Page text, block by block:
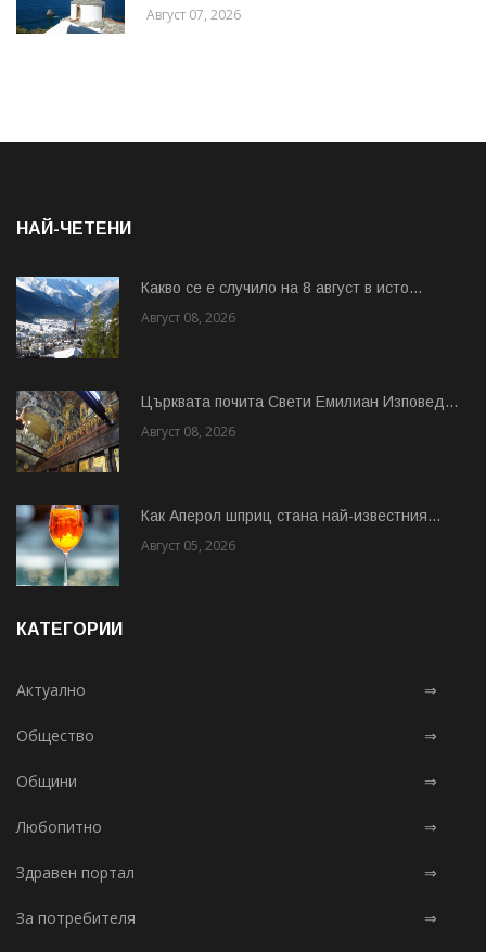
Август 07, 2026
НАЙ-ЧЕТЕНИ
Какво се е случило на 8 август в исто...
Август 08, 2026
Църквата почита Свeти Емилиан Изповед...
Август 08, 2026
Как Аперол шприц стана най-известния...
Август 05, 2026
КАТЕГОРИИ
Актуално ⇒
Общество ⇒
Общини ⇒
Любопитно ⇒
Здравен портал ⇒
За потребителя ⇒